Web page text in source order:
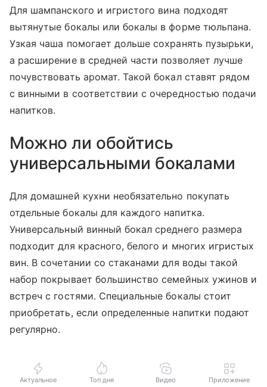
Для шампанского и игристого вина подходят
вытянутые бокалы или бокалы в форме тюльпана.
Узкая чаша помогает дольше сохранять пузырьки,
а расширение в средней части позволяет лучше
почувствовать аромат. Такой бокал ставят рядом
с винными в соответствии с очередностью подачи
напитков.
Можно ли обойтись
универсальными бокалами
Для домашней кухни необязательно покупать
отдельные бокалы для каждого напитка.
Универсальный винный бокал среднего размера
подходит для красного, белого и многих игристых
вин. В сочетании со стаканами для воды такой
набор покрывает большинство семейных ужинов и
встреч с гостями. Специальные бокалы стоит
приобретать, если определенные напитки подают
регулярно.
Актуальное Топ дня Видео Приложение